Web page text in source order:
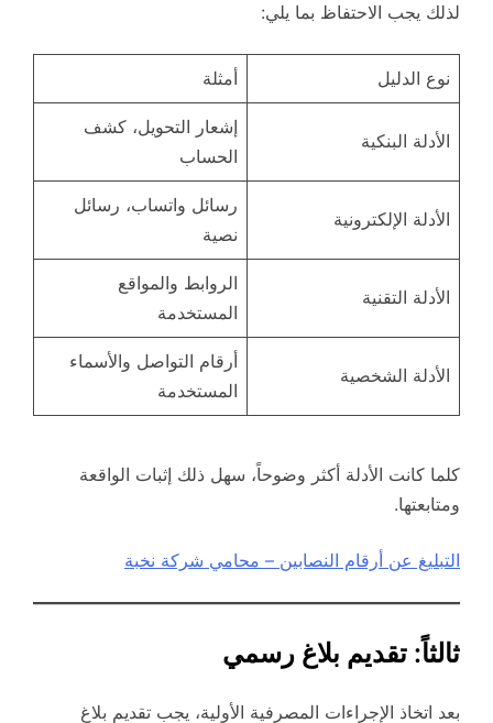
لذلك يجب الاحتفاظ بما يلي:
نوع الدليل أمثلة
الأدلة البنكية
إشعار التحويل، كشف
الحساب
الأدلة الإلكترونية
رسائل واتساب، رسائل
نصية
الأدلة التقنية
الروابط والمواقع
المستخدمة
الأدلة الشخصية
أرقام التواصل والأسماء
المستخدمة
كلما كانت الأدلة أكثر وضوحاً، سهل ذلك إثبات الواقعة
ومتابعتها.
التبليغ عن أرقام النصابين – محامي شركة نخبة
ثالثاً: تقديم بلاغ رسمي
بعد اتخاذ الإجراءات المصرفية الأولية، يجب تقديم بلاغ